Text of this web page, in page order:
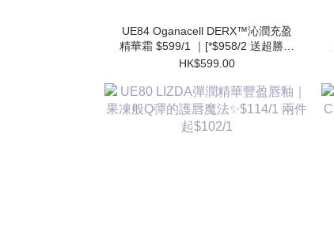
UE84 Oganacell DERX™沁潤充盈
精華霜 $599/1 ｜[*$958/2 送超勝肽
爽膚水15ml*4 ][*$1437/3送 超勝肽
任選6件送 超勝肽爽膚水15ml*8+超
勝肽安瓶10ml*8】
HK$599.00